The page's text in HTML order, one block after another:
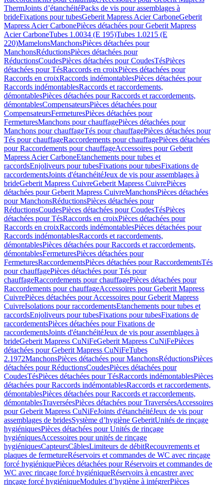
ThermJoints d’étanchéitéPacks de vis pour assemblages à
brideFixations pour tubesGeberit Mapress Acier CarboneGeberit
Mapress Acier CarbonePièces détachées pour Geberit Mapress
Acier CarboneTubes 1.0034 (E 195)Tubes 1.0215 (E
220)MamelonsManchonsPièces détachées pour
ManchonsRéductionsPièces détachées pour
RéductionsCoudesPièces détachées pour CoudesTésPièces
détachées pour TésRaccords en croixPièces détachées pour
Raccords en croixRaccords indémontablesPièces détachées pour
Raccords indémontablesRaccords et raccordements,
démontablesPièces détachées pour Raccords et raccordements,
démontablesCompensateursPièces détachées pour
CompensateursFermeturesPièces détachées pour
FermeturesManchons pour chauffagePièces détachées pour
Manchons pour chauffageTés pour chauffagePièces détachées pour
Tés pour chauffageRaccordements pour chauffagePièces détachées
pour Raccordements pour chauffageAccessoires pour Geberit
Mapress Acier CarboneEtanchements pour tubes et
raccordsEnjoliveurs pour tubesFixations pour tubesFixations de
raccordementsJoints d'étanchéitéJeux de vis pour assemblages à
brideGeberit Mapress CuivreGeberit Mapress CuivrePièces
détachées pour Geberit Mapress CuivreManchonsPièces détachées
pour ManchonsRéductionsPièces détachées pour
RéductionsCoudesPièces détachées pour CoudesTésPièces
détachées pour TésRaccords en croixPièces détachées pour
Raccords en croixRaccords indémontablesPièces détachées pour
Raccords indémontablesRaccords et raccordements,
démontablesPièces détachées pour Raccords et raccordements,
démontablesFermeturesPièces détachées pour
FermeturesRaccordementsPièces détachées pour RaccordementsTés
pour chauffagePièces détachées pour Tés pour
chauffageRaccordements pour chauffagePièces détachées pour
Raccordements pour chauffageAccessoires pour Geberit Mapress
CuivrePièces détachées pour Accessoires pour Geberit Mapress
CuivreIsolations pour raccordementsEtanchements pour tubes et
raccordsEnjoliveurs pour tubesFixations pour tubesFixations de
raccordementsPièces détachées pour Fixations de
raccordementsJoints d'étanchéitéJeux de vis pour assemblages à
brideGeberit Mapress CuNiFeGeberit Mapress CuNiFePièces
détachées pour Geberit Mapress CuNiFeTubes
2.1972ManchonsPièces détachées pour ManchonsRéductionsPièces
détachées pour RéductionsCoudesPièces détachées pour
CoudesTésPièces détachées pour TésRaccords indémontablesPièces
détachées pour Raccords indémontablesRaccords et raccordements,
démontablesPièces détachées pour Raccords et raccordements,
démontablesTraverséesPièces détachées pour TraverséesAccessoires
pour Geberit Mapress CuNiFeJoints d'étanchéitéJeux de vis pour
assemblages de bridesSystème d’hygiène GeberitUnités de rinçage
hygiéniquesPièces détachées pour Unités de rinçage
hygiéniquesAccessoires pour unités de rinçage
hygiéniquesCapteursCâblesLimiteurs de débitRecouvrements et
plaques de fermetureRéservoirs et commandes de WC avec rinçage
forcé hygiéniquePièces détachées pour Réservoirs et commandes de
WC avec rinçage forcé hygiéniqueRéservoirs à encastrer avec
rinçage forcé hygiéniqueModules d’hygiène à intégrerPièces